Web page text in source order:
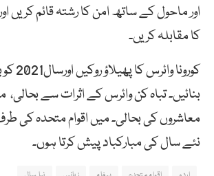
اور ماحول کے ساتھ امن کا رشتہ قائم کریں
کا مقابلہ کریں۔
کورونا
بنائیں۔ تباہ کن وائرس کے اثرات سے بحالی،
معاشروں کی بحالی۔ میں اقوام متحدہ
نئے سال کی مبارکباد پیش کرتا ہوں۔